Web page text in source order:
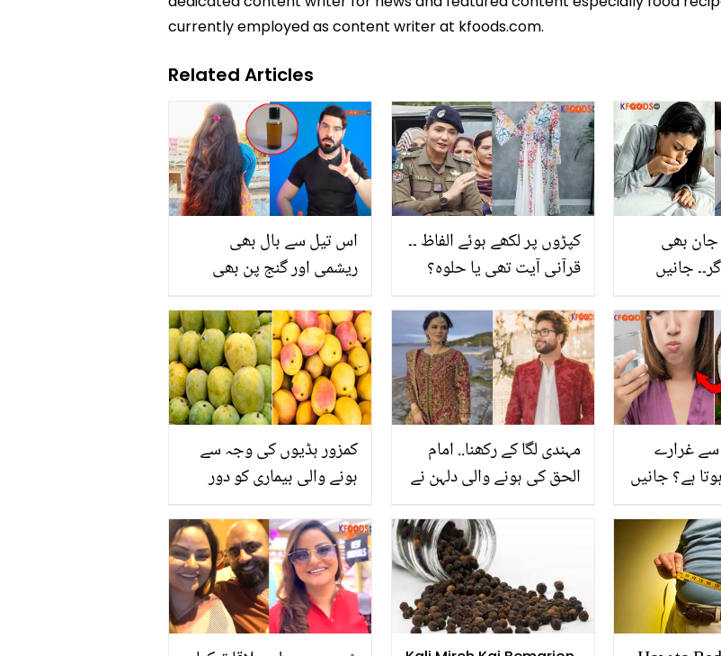
currently employed as content writer at kfoods.com.
Related Articles
اس تیل سے بال بھی
ریشمی اور گنج پن بھی
گھر پر سستا تیل بنانے کا
آسان طریقہ! آپ بھی آزما
لیں
کپڑوں پر لکھے ہوئے الفاظ ۔۔
قرآنی آیت تھی یا حلوہ؟
بھی
جانیں
جو بڑے
کمزور ہڈیوں کی وجہ سے
ہونے والی بیماری کو دور
کھانے کے بے شمار فوائد اور
اس کی اقسام کے بارے میں
مہندی لگا کے رکھنا.. امام
الحق کی ہونے والی دلہن نے
مہندی کی خوبصورت
سے غرارے
ہے؟ جانیں